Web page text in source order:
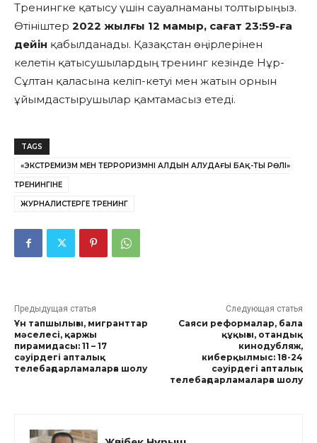
Тренингке қатысу үшін сауалнаманы толтырыңыз.
Өтініштер 2022 жылғы 12 мамыр, сағат 23:59-ға
дейін қабылданады. Қазақстан өңірлерінен
келетін қатысушылардың тренинг кезінде Нұр-
Сұлтан қаласына келіп-кетуі мен жатын орнын
ұйымдастырушылар қамтамасыз етеді.
TAGS
«ЭКСТРЕМИЗМ МЕН ТЕРРОРИЗМНІҢ АЛДЫН АЛУДАҒЫ БАҚ-ТЫҢ РӨЛІ»
ТРЕНИНГІНЕ
ЖУРНАЛИСТЕРГЕ ТРЕНИНГ
Предыдущая статья
Ұн тапшылығы, мигранттар
мәселесі, қаржы
пирамидасы: 11 – 17
cәуірдегі апталық
телебағдарламаларға шолу
Следующая статья
Cаяси реформалар, бала
құқығы, отандық
кинодубляж,
киберқылмыс: 18-24
cәуірдегі апталық
телебағдарламаларға шолу